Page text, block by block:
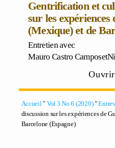
Gentrification et
sur les
(Mexique) et de
Entretien avec
Mauro Castro Camposet
Accueil " Vol 3 No 6 (2020)"
discussion sur les expériences de
Barcelone (Espagne)